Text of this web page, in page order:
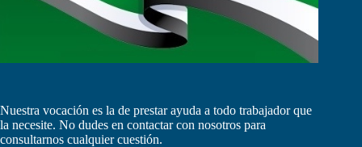
Nuestra vocación es la de prestar ayuda a todo trabajador que
la necesite. No dudes en contactar con nosotros para
consultarnos cualquier cuestión.